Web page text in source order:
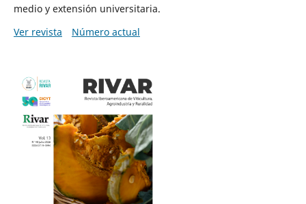
medio y extensión universitaria.
Ver revista
Número actual